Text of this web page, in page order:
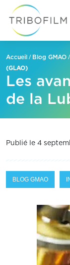
Accueil / Blog GMAO /
(GLAO)
Les
de la
Publié le 4
BLOG GMAO